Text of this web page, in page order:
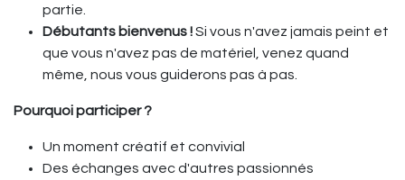
partie.
Débutants bienvenus !Si vous n'avez jamais peint et
que vous n'avez pas de matériel, venez quand
même, nous vous guiderons pas à pas.
Pourquoi participer ?
Un moment créatif et convivial
Des échanges avec d'autres passionnés